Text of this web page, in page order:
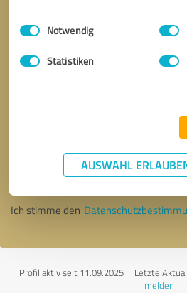
Impressum
Einwilligungsauswahl
Notwendig
Statistiken
AUSWAHL
Nachricht
Ich stimme den
Profil aktiv seit 11.09.2025 | Letzte
melden